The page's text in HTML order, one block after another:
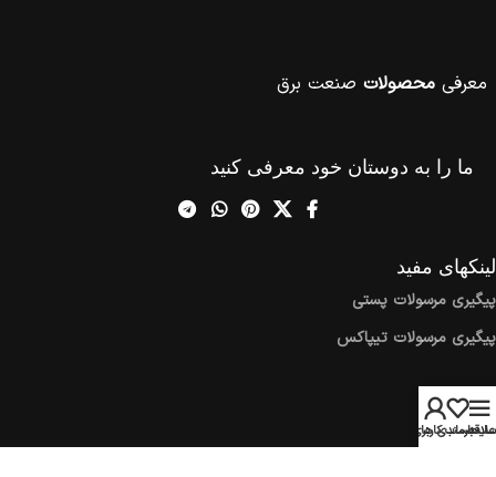
معرفیمحصولات صنعت برق
ما را به دوستان خود معرفی کنید
لینکهای مفید
پیگیری مرسولات پستی
پیگیری مرسولات تیپاکس
اطلاعات
اخبار
سایدبار
علاقه مندی ها
حساب کاربری من